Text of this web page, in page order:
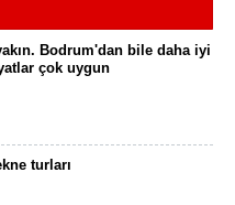
Bodrum'dan bile daha iyi
çok uygun
turları